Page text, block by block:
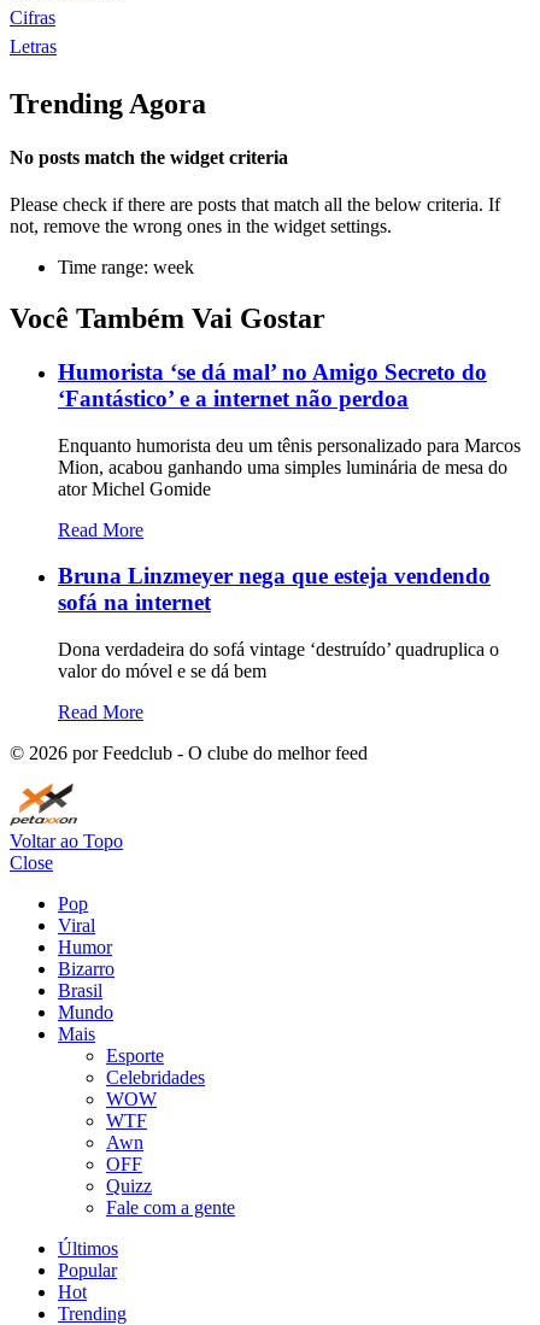
Cifras
Letras
Trending Agora
No posts match the widget criteria
Please check if there are posts that match all the below criteria. If
not, remove the wrong ones in the widget settings.
Time range: week
Você Também Vai Gostar
Humorista ‘se dá mal’ no Amigo Secreto do
‘Fantástico’ e a internet não perdoa
Enquanto humorista deu um tênis personalizado para Marcos
Mion, acabou ganhando uma simples luminária de mesa do
ator Michel Gomide
Read More
Bruna Linzmeyer nega que esteja vendendo
sofá na internet
Dona verdadeira do sofá vintage ‘destruído’ quadruplica o
valor do móvel e se dá bem
Read More
© 2026 por Feedclub - O clube do melhor feed
Voltar ao Topo
Close
Pop
Viral
Humor
Bizarro
Brasil
Mundo
Mais
Esporte
Celebridades
WOW
WTF
Awn
OFF
Quizz
Fale com a gente
Últimos
Popular
Hot
Trending